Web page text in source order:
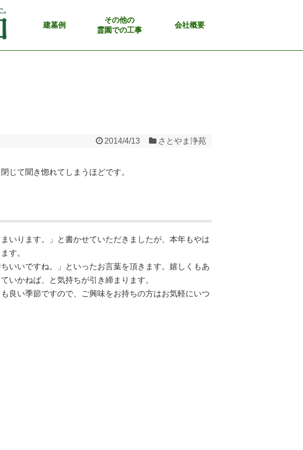
建墓例
その他の
霊園での工事
会社概要
2014/4/13 さとやま浄苑
じて聞き惚れてしまうほどです。
いります。」と書かせていただきましたが、本年もやは
す。
いいですね。」といったお言葉を頂きます。嬉しくもあ
いかねば、と気持ちが引き締まります。
良い季節ですので、ご興味をお持ちの方はお気軽にいつ